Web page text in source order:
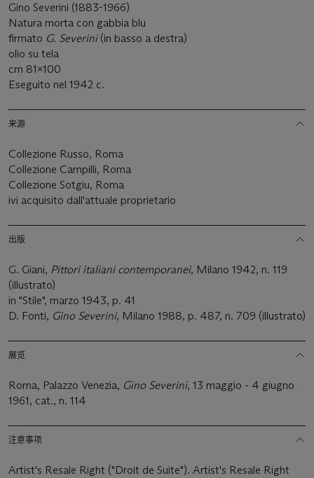
Gino Severini (1883-1966)
Natura morta con gabbia blu
firmato G. Severini(in basso a destra)
olio su tela
cm 81x100
Eseguito nel 1942 c.
来源
Collezione Russo, Roma
Collezione Campilli, Roma
Collezione Sotgiu, Roma
ivi acquisito dall'attuale proprietario
出版
G. Giani, Pittori italiani contemporanei, Milano 1942, n. 119
(illustrato)
in "Stile", marzo 1943, p. 41
D. Fonti, Gino Severini, Milano 1988, p. 487, n. 709 (illustrato)
展览
Roma, Palazzo Venezia, Gino Severini, 13 maggio - 4 giugno
1961, cat., n. 114
注意事项
Artist's Resale Right ("Droit de Suite"). Artist's Resale Right